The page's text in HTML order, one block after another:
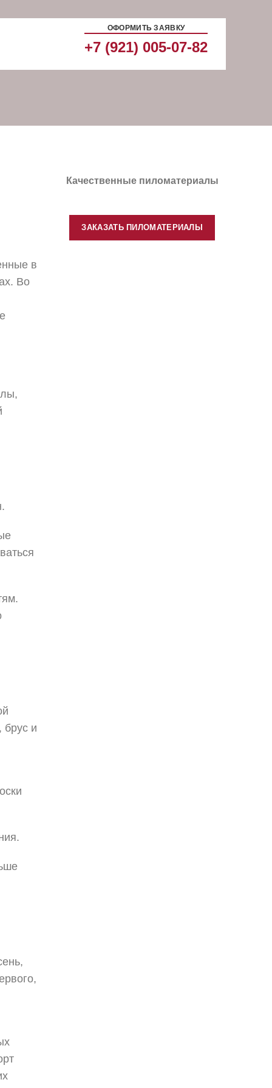
ОФОРМИТЬ ЗАЯВКУ
+7 (921) 005-07-82
в
Во
и
Качественные пиломатериалы
ЗАКАЗАТЬ ПИЛОМАТЕРИАЛЫ